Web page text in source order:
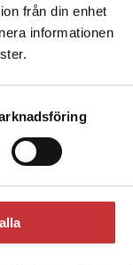
från din enhet
informationen
Simon
är
till SAVI-modellen
om denna sedan